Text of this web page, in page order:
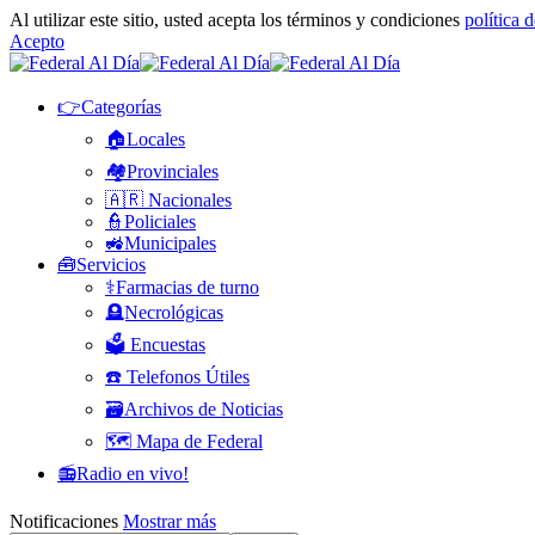
Al utilizar este sitio, usted acepta los términos y condiciones política
Acepto
👉Categorías
🏠Locales
🏘️Provinciales
🇦🇷 Nacionales
👮Policiales
🚜Municipales
🧰Servicios
⚕️Farmacias de turno
🪦Necrológicas
🗳️ Encuestas
☎️ Telefonos Útiles
🗃️Archivos de Noticias
🗺️ Mapa de Federal
📻Radio en vivo!
Notificaciones Mostrar más